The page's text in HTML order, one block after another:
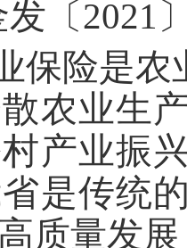
〔2021
保险是
农业生
产业振
是传统
质量发